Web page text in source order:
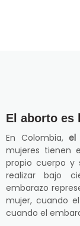
El aborto es
En Colombia, el
mujeres tienen
propio cuerpo y
realizar bajo
embarazo
mujer, cuando
cuando el